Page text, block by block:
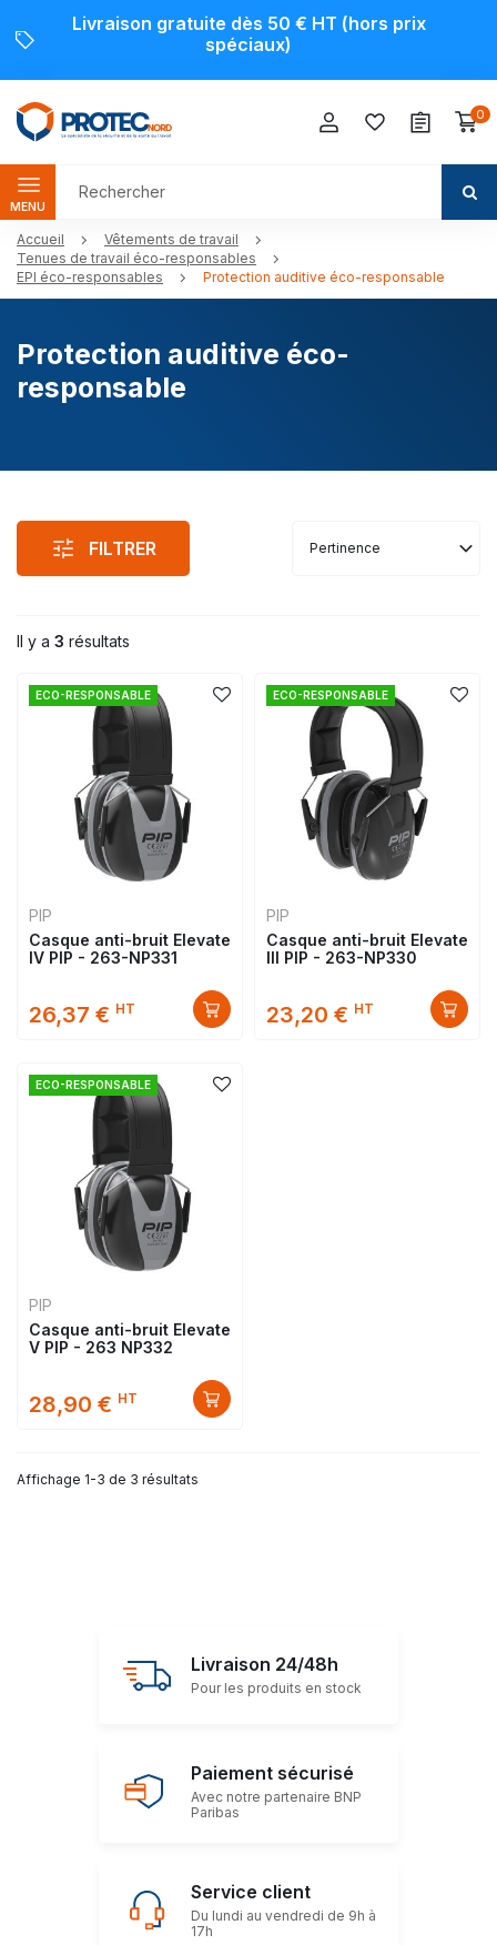
Livraison gratuite dès 50 € HT (hors prix
spéciaux)
0
MENU
Accueil
Vêtements de travail
Tenues de travail éco-responsables
EPI éco-responsables
Protection auditive éco-responsable
Protection auditive éco-
responsable
FILTRER Pertinence
Il y a 3 résultats
ECO-RESPONSABLE
PIP
Casque anti-bruit Elevate
IV PIP - 263-NP331
26,37 € HT
ECO-RESPONSABLE
PIP
Casque anti-bruit Elevate
III PIP - 263-NP330
23,20 € HT
ECO-RESPONSABLE
PIP
Casque anti-bruit Elevate
V PIP - 263 NP332
28,90 € HT
Affichage 1-3 de 3 résultats
Livraison 24/48h
Pour les produits en stock
Paiement sécurisé
Avec notre partenaire BNP
Paribas
Service client
Du lundi au vendredi de 9h à
17h